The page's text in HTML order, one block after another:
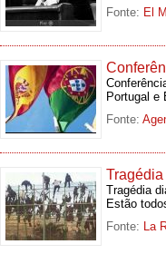
Fonte: El
Portugal e
Fonte:
Tragédia
Estão
Fonte: La